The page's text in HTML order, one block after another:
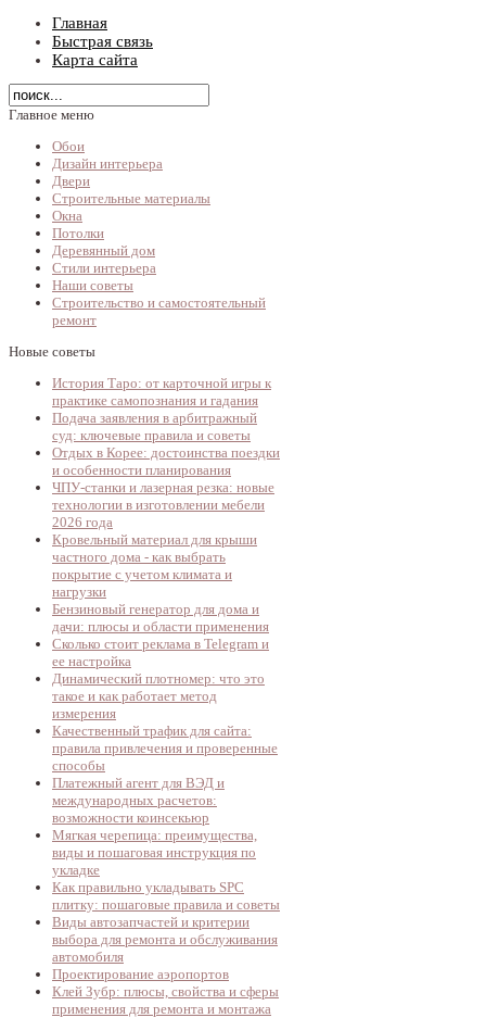
Главная
Быстрая связь
Карта сайта
Главное меню
Обои
Дизайн интерьера
Двери
Строительные материалы
Окна
Потолки
Деревянный дом
Стили интерьера
Наши советы
Строительство и самостоятельный
ремонт
Новые советы
История Таро: от карточной игры к
практике самопознания и гадания
Подача заявления в арбитражный
суд: ключевые правила и советы
Отдых в Корее: достоинства поездки
и особенности планирования
ЧПУ-станки и лазерная резка: новые
технологии в изготовлении мебели
2026 года
Кровельный материал для крыши
частного дома - как выбрать
покрытие с учетом климата и
нагрузки
Бензиновый генератор для дома и
дачи: плюсы и области применения
Сколько стоит реклама в Telegram и
ее настройка
Динамический плотномер: что это
такое и как работает метод
измерения
Качественный трафик для сайта:
правила привлечения и проверенные
способы
Платежный агент для ВЭД и
международных расчетов:
возможности коинсекьюр
Мягкая черепица: преимущества,
виды и пошаговая инструкция по
укладке
Как правильно укладывать SPC
плитку: пошаговые правила и советы
Виды автозапчастей и критерии
выбора для ремонта и обслуживания
автомобиля
Проектирование аэропортов
Клей Зубр: плюсы, свойства и сферы
применения для ремонта и монтажа